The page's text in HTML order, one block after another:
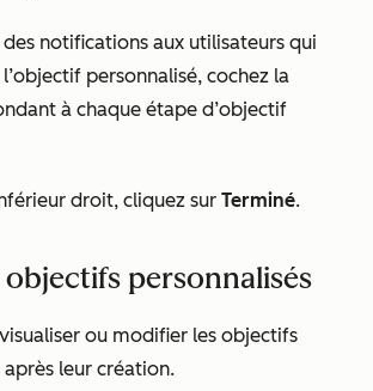
notifications aux utilisateurs qui
personnalisé, cochez la
à chaque étape d’objectif
droit, cliquez sur Terminé.
objectifs personnalisés
ou modifier les objectifs
après leur création.